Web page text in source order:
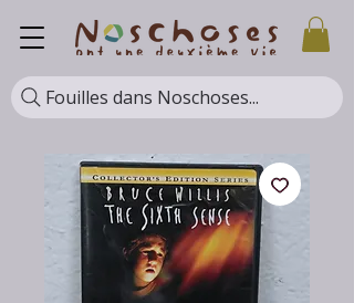
Fouilles dans Noschoses...